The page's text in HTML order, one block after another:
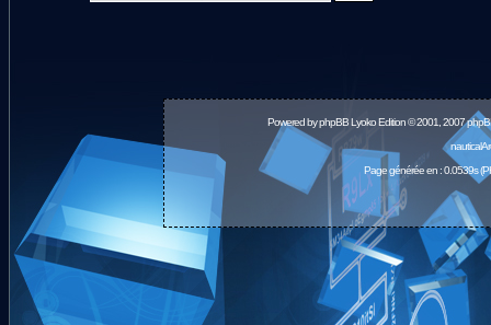
Powered byphpBBLyoko Edition © 2001, 2007
Page générée en : 0.0539s